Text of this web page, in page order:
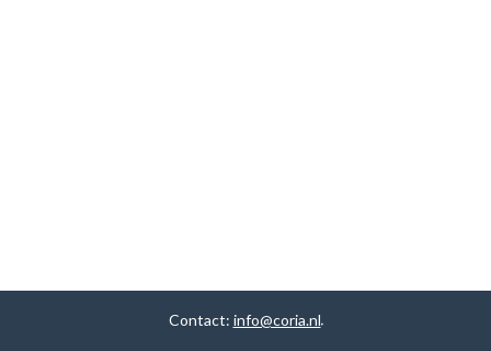
Contact: info@coria.nl.